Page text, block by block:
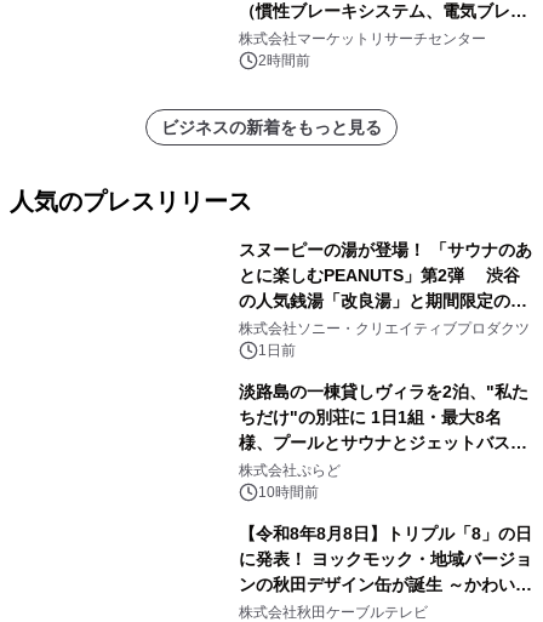
（慣性ブレーキシステム、電気ブレー
キシステム、その他）・分析レポート
を発表
株式会社マーケットリサーチセンター
2時間前
ビジネスの新着をもっと見る
人気のプレスリリース
スヌーピーの湯が登場！ 「サウナのあ
とに楽しむPEANUTS」第2弾 渋谷
の人気銭湯「改良湯」と期間限定のコ
ラボレーション サウナイキタイコラ
ボグッズも発売決定！
株式会社ソニー・クリエイティブプロダクツ
1日前
淡路島の一棟貸しヴィラを2泊、"私た
ちだけ"の別荘に 1日1組・最大8名
様、プールとサウナとジェットバス付
きで Villa Mon Temps AWAJIの連泊
素泊りプラン
株式会社ぷらど
10時間前
【令和8年8月8日】トリプル「8」の日
に発表！ ヨックモック・地域バージョ
ンの秋田デザイン缶が誕生 ～かわいい
秋田犬の子犬と秋田の四季と名所を巡
株式会社秋田ケーブルテレビ